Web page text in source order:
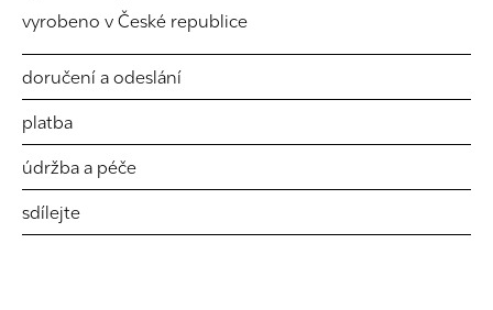
vyrobeno v České republice
doručení a odeslání
platba
údržba a péče
sdílejte